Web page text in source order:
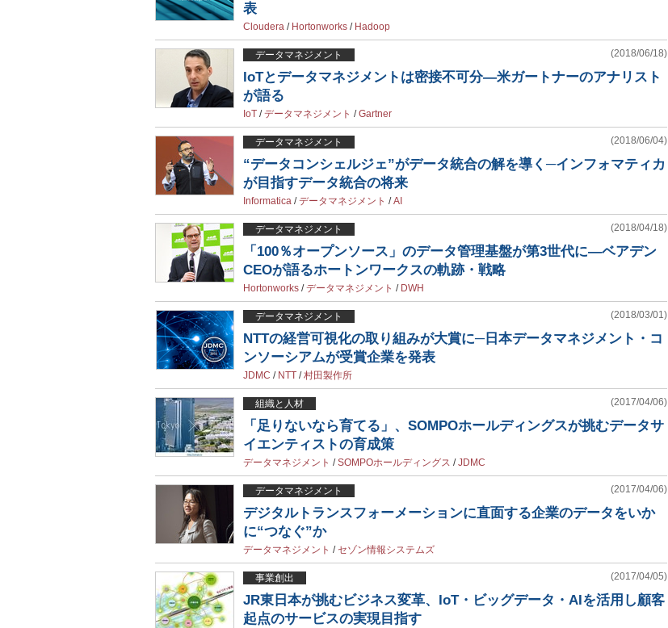
表
Cloudera / Hortonworks / Hadoop
データマネジメント (2018/06/18)
IoTとデータマネジメントは密接不可分―米ガートナーのアナリスト
が語る
IoT /データマネジメント /Gartner
データマネジメント (2018/06/04)
“データコンシェルジェ”がデータ統合の解を導く─インフォマティカ
が目指すデータ統合の将来
Informatica /データマネジメント /AI
データマネジメント (2018/04/18)
「100％オープンソース」のデータ管理基盤が第3世代に―ベアデン
CEOが語るホートンワークスの軌跡・戦略
Hortonworks /データマネジメント / DWH
データマネジメント (2018/03/01)
NTTの経営可視化の取り組みが大賞に─日本データマネジメント・コ
ンソーシアムが受賞企業を発表
JDMC / NTT /村田製作所
組織と人材 (2017/04/06)
「足りないなら育てる」、SOMPOホールディングスが挑むデータサ
イエンティストの育成策
データマネジメント /SOMPOホールディングス /JDMC
データマネジメント (2017/04/06)
デジタルトランスフォーメーションに直面する企業のデータをいか
に“つなぐ”か
データマネジメント / セゾン情報システムズ
事業創出 (2017/04/05)
JR東日本が挑むビジネス変革、IoT・ビッグデータ・AIを活用し顧客
起点のサービスの実現目指す